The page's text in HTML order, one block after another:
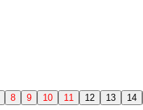
8 9 10 11 12 13 14